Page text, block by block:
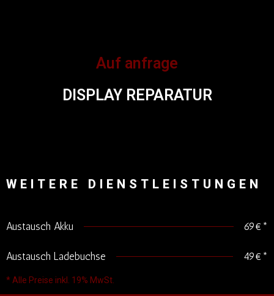
Auf anfrage
DISPLAY REPARATUR
WEITERE DIENSTLEISTUNGEN
Austausch Akku 69€*
Austausch Ladebuchse 49€*
* Alle Preise inkl. 19% MwSt.